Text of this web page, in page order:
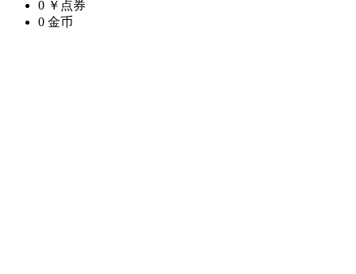
0 ￥ 点券
0 金币